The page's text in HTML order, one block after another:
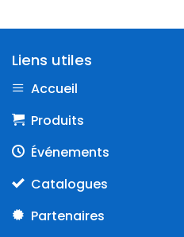
Liens utiles
Accueil
Produits
Événements
Catalogues
Partenaires